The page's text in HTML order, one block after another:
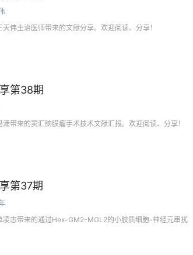
伟主治医师带来的文献分享。欢迎阅读、分享！
第38期
带来的窦汇脑膜瘤手术技术文献汇报。欢迎阅读、分享！
第37期
凌志带来的通过Hex-GM2-MGL2的小胶质细胞-神经元串扰